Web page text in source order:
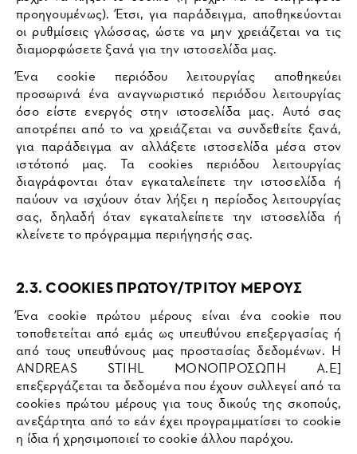
προηγουμένως). Έτσι, για παράδειγμα, αποθηκεύονται
οι ρυθμίσεις γλώσσας, ώστε να μην χρειάζεται να τις
διαμορφώσετε ξανά για την ιστοσελίδα μας.
Ένα cookie περιόδου λειτουργίας αποθηκεύει
προσωρινά ένα αναγνωριστικό περιόδου λειτουργίας
όσο είστε ενεργός στην ιστοσελίδα μας. Αυτό σας
αποτρέπει από το να χρειάζεται να συνδεθείτε ξανά,
για παράδειγμα αν αλλάξετε ιστοσελίδα μέσα στον
ιστότοπό μας. Τα cookies περιόδου λειτουργίας
διαγράφονται όταν εγκαταλείπετε την ιστοσελίδα ή
παύουν να ισχύουν όταν λήξει η περίοδος λειτουργίας
σας, δηλαδή όταν εγκαταλείπετε την ιστοσελίδα ή
κλείνετε το πρόγραμμα περιήγησής σας.
2.3. COOKIES ΠΡΩΤΟΥ/ΤΡΙΤΟΥ ΜΕΡΟΥΣ
Ένα cookie πρώτου μέρους είναι ένα cookie που
τοποθετείται από εμάς ως υπευθύνου επεξεργασίας ή
από τους υπευθύνους μας προστασίας δεδομένων. Η
ANDREAS STIHL ΜΟΝΟΠΡΟΣΩΠΗ A.E]
επεξεργάζεται τα δεδομένα που έχουν συλλεγεί από τα
cookies πρώτου μέρους για τους δικούς της σκοπούς,
ανεξάρτητα από το εάν έχει προγραμματίσει το cookie
η ίδια ή χρησιμοποιεί το cookie άλλου παρόχου.